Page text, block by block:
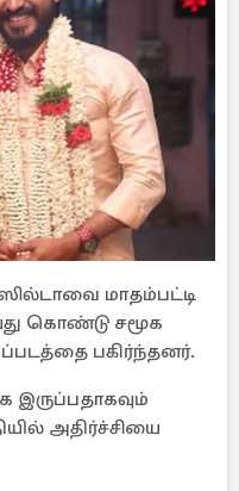
மாதம்பட்டி
கொண்டு சமூக
பகிர்ந்தனர்.
இருப்பதாகவும்
அதிர்ச்சியை